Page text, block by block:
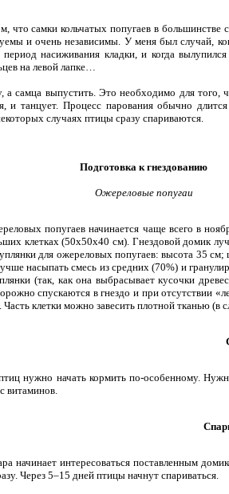
самки кольчатых попугаев в большинстве
и очень независимы. У меня был случай,
насиживания кладки, и когда
на левой лапке…
выпустить. Это необходимо для того,
танцует. Процесс парования обычно
случаях птицы сразу спариваются.
Подготовка к гнездованию
Ожереловые попугаи
попугаев начинается чаще всего в
клетках (50х50х40 см). Гнездовой домик
для ожереловых попугаев: высота 35
насыпать смесь из средних (70%) и
(так, как она выбрасывает кусочки
спускаются в гнездо и при отсутствии
клетки можно завесить плотной тканью (в
нужно начать кормить по-особенному.
витаминов.
начинает интересоваться поставленным
Через 5–15 дней птицы начнут спариваться.